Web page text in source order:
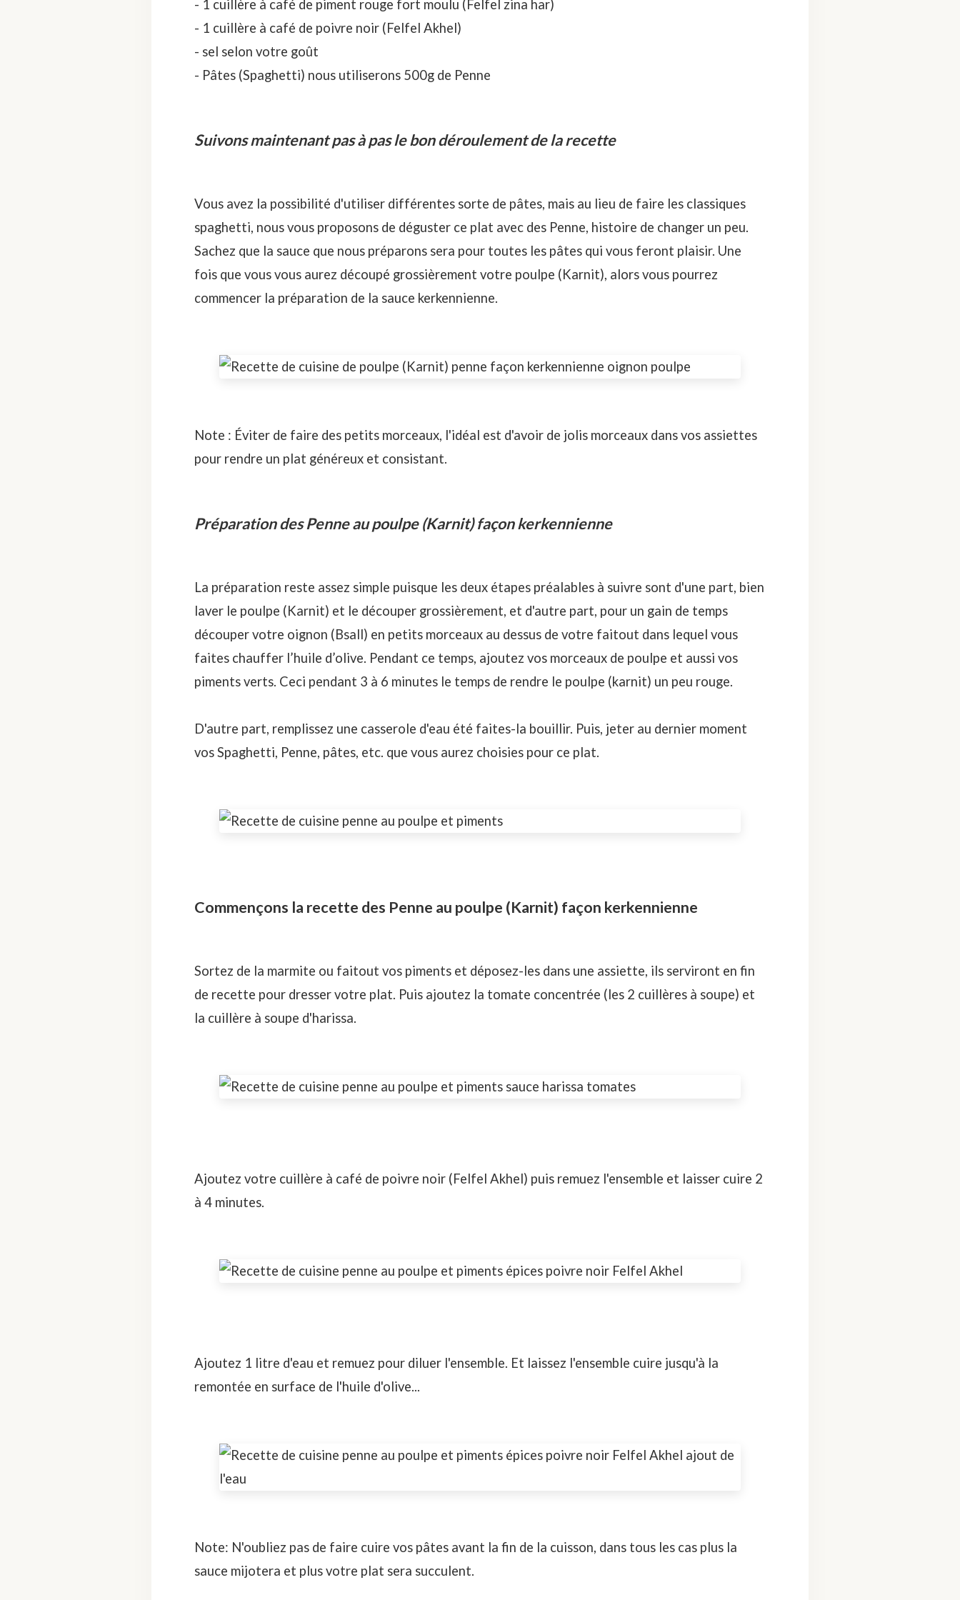
- 1 cuillère à café de piment rouge fort moulu (Felfel zina har)
- 1 cuillère à café de poivre noir (Felfel Akhel)
- sel selon votre goût
- Pâtes (Spaghetti) nous utiliserons 500g de Penne
Suivons maintenant pas à pas le bon déroulement de la recette
Vous avez la possibilité d'utiliser différentes sorte de pâtes, mais au lieu de faire les classiques
spaghetti, nous vous proposons de déguster ce plat avec des Penne, histoire de changer un peu.
Sachez que la sauce que nous préparons sera pour toutes les pâtes qui vous feront plaisir. Une
fois que vous vous aurez découpé grossièrement votre poulpe (Karnit), alors vous pourrez
commencer la préparation de la sauce kerkennienne.
Note : Éviter de faire des petits morceaux, l'idéal est d'avoir de jolis morceaux dans vos assiettes
pour rendre un plat généreux et consistant.
Préparation des Penne au poulpe (Karnit) façon kerkennienne
La préparation reste assez simple puisque les deux étapes préalables à suivre sont d'une part, bien
laver le poulpe (Karnit) et le découper grossièrement, et d'autre part, pour un gain de temps
découper votre oignon (Bsall) en petits morceaux au dessus de votre faitout dans lequel vous
faites chauffer l’huile d’olive. Pendant ce temps, ajoutez vos morceaux de poulpe et aussi vos
piments verts. Ceci pendant 3 à 6 minutes le temps de rendre le poulpe (karnit) un peu rouge.
D'autre part, remplissez une casserole d'eau été faites-la bouillir. Puis, jeter au dernier moment
vos Spaghetti, Penne, pâtes, etc. que vous aurez choisies pour ce plat.
Commençons la recette des Penne au poulpe (Karnit) façon kerkennienne
Sortez de la marmite ou faitout vos piments et déposez-les dans une assiette, ils serviront en fin
de recette pour dresser votre plat. Puis ajoutez la tomate concentrée (les 2 cuillères à soupe) et
la cuillère à soupe d'harissa.
Ajoutez votre cuillère à café de poivre noir (Felfel Akhel) puis remuez l'ensemble et laisser cuire 2
à 4 minutes.
Ajoutez 1 litre d'eau et remuez pour diluer l'ensemble. Et laissez l'ensemble cuire jusqu'à la
remontée en surface de l'huile d'olive...
Note: N'oubliez pas de faire cuire vos pâtes avant la fin de la cuisson, dans tous les cas plus la
sauce mijotera et plus votre plat sera succulent.